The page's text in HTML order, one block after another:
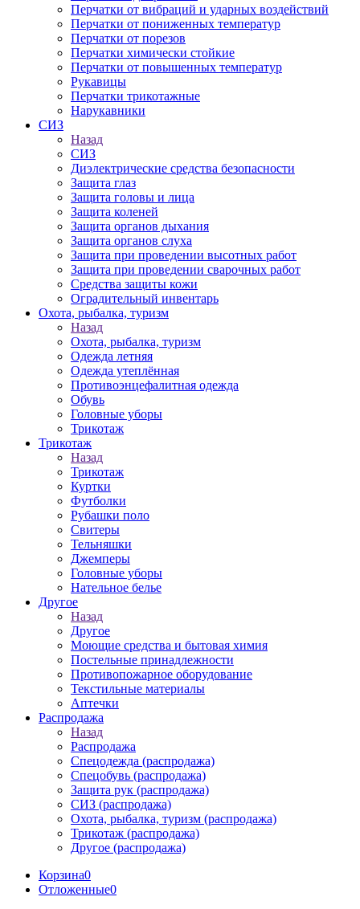
Перчатки от вибраций и ударных воздействий
Перчатки от пониженных температур
Перчатки от порезов
Перчатки химически стойкие
Перчатки от повышенных температур
Рукавицы
Перчатки трикотажные
Нарукавники
СИЗ
Назад
СИЗ
Диэлектрические средства безопасности
Защита глаз
Защита головы и лица
Защита коленей
Защита органов дыхания
Защита органов слуха
Защита при проведении высотных работ
Защита при проведении сварочных работ
Средства защиты кожи
Оградительный инвентарь
Охота, рыбалка, туризм
Назад
Охота, рыбалка, туризм
Одежда летняя
Одежда утеплённая
Противоэнцефалитная одежда
Обувь
Головные уборы
Трикотаж
Трикотаж
Назад
Трикотаж
Куртки
Футболки
Рубашки поло
Свитеры
Тельняшки
Джемперы
Головные уборы
Нательное белье
Другое
Назад
Другое
Моющие средства и бытовая химия
Постельные принадлежности
Противопожарное оборудование
Текстильные материалы
Аптечки
Распродажа
Назад
Распродажа
Спецодежда (распродажа)
Спецобувь (распродажа)
Защита рук (распродажа)
СИЗ (распродажа)
Охота, рыбалка, туризм (распродажа)
Трикотаж (распродажа)
Другое (распродажа)
Корзина0
Отложенные0